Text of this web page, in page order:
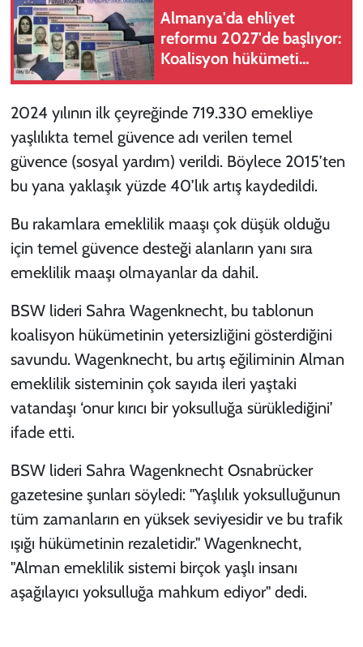
Almanya'da ehliyet
reformu 2027'de başlıyor:
Koalisyon hükümeti
2024 yılının ilk çeyreğinde 719.330 emekliye
yaşlılıkta temel güvence adı verilen temel
güvence (sosyal yardım) verildi. Böylece 2015’ten
bu yana yaklaşık yüzde 40’lık artış kaydedildi.
Bu rakamlara emeklilik maaşı çok düşük olduğu
için temel güvence desteği alanların yanı sıra
emeklilik maaşı olmayanlar da dahil.
BSW lideri Sahra Wagenknecht, bu tablonun
koalisyon hükümetinin yetersizliğini gösterdiğini
savundu. Wagenknecht, bu artış eğiliminin Alman
emeklilik sisteminin çok sayıda ileri yaştaki
vatandaşı ‘onur kırıcı bir yoksulluğa sürüklediğini’
ifade etti.
BSW lideri Sahra Wagenknecht Osnabrücker
gazetesine şunları söyledi: "Yaşlılık yoksulluğunun
tüm zamanların en yüksek seviyesidir ve bu trafik
ışığı hükümetinin rezaletidir." Wagenknecht,
"Alman emeklilik sistemi birçok yaşlı insanı
aşağılayıcı yoksulluğa mahkum ediyor" dedi.